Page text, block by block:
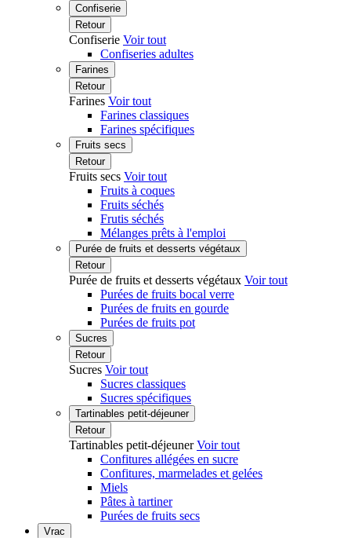
Confiserie
Retour
Confiserie Voir tout
Confiseries adultes
Farines
Retour
Farines Voir tout
Farines classiques
Farines spécifiques
Fruits secs
Retour
Fruits secs Voir tout
Fruits à coques
Fruits séchés
Frutis séchés
Mélanges prêts à l'emploi
Purée de fruits et desserts végétaux
Retour
Purée de fruits et desserts végétaux Voir tout
Purées de fruits bocal verre
Purées de fruits en gourde
Purées de fruits pot
Sucres
Retour
Sucres Voir tout
Sucres classiques
Sucres spécifiques
Tartinables petit-déjeuner
Retour
Tartinables petit-déjeunerVoir tout
Confitures allégées en sucre
Confitures, marmelades et gelées
Miels
Pâtes à tartiner
Purées de fruits secs
Vrac